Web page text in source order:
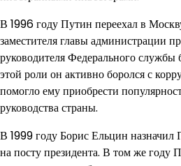
В 1996 году Путин переехал в
заместителя главы администрации
руководителя Федерального
этой роли он активно боролся с
помогло ему приобрести
руководства страны.
В 1999 году Борис Ельцин
на посту президента. В том же году